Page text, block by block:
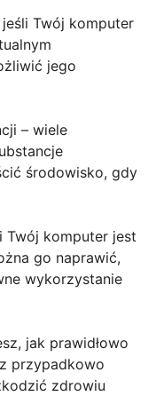
Twój komputer
jego
– wiele
środowisko, gdy
Twój komputer jest
go naprawić,
wykorzystanie
jak prawidłowo
przypadkowo
zdrowiu